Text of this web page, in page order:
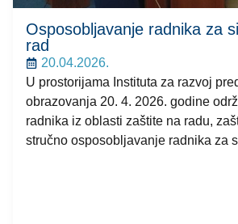
Osposobljavanje radnika za
rad
20.04.2026.
U prostorijama Instituta za razvoj
obrazovanja 20. 4. 2026. godine
radnika iz oblasti zaštite na radu,
stručno osposobljavanje radnika za